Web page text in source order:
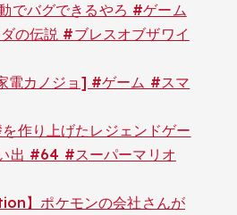
でバグできるやろ #ゲーム
の伝説 #ブレスオブザワイ
電カノジョ] #ゲーム #スマ
作り上げたレジェンドゲー
出 #64 #スーパーマリオ
】ポケモンの会社さんが